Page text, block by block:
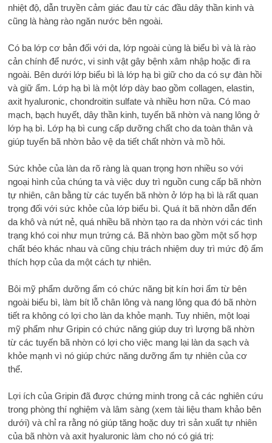
nhiệt độ, dẫn truyền cảm giác đau từ các đầu dây thần kinh và
cũng là hàng rào ngăn nước bên ngoài.
Có ba lớp cơ bản đối với da, lớp ngoài cùng là biểu bì và là rào
cản chính để nước, vi sinh vật gây bệnh xâm nhập hoặc đi ra
ngoài. Bên dưới lớp biểu bì là lớp hạ bì giữ cho da có sự đàn hồi
và giữ ẩm. Lớp hạ bì là một lớp dày bao gồm collagen, elastin,
axit hyaluronic, chondroitin sulfate và nhiều hơn nữa. Có mao
mạch, bạch huyết, dây thần kinh, tuyến bã nhờn và nang lông ở
lớp hạ bì. Lớp hạ bì cung cấp dưỡng chất cho da toàn thân và
giúp tuyến bã nhờn bảo vệ da tiết chất nhờn và mồ hôi.
Sức khỏe của làn da rõ ràng là quan trọng hơn nhiều so với
ngoại hình của chúng ta và việc duy trì nguồn cung cấp bã nhờn
tự nhiên, cân bằng từ các tuyến bã nhờn ở lớp hạ bì là rất quan
trọng đối với sức khỏe của lớp biểu bì. Quá ít bã nhờn dẫn đến
da khô và nứt nẻ, quá nhiều bã nhờn tạo ra da nhờn với các tình
trạng khó coi như mụn trứng cá. Bã nhờn bao gồm một số hợp
chất béo khác nhau và cũng chịu trách nhiệm duy trì mức độ ẩm
thích hợp của da một cách tự nhiên.
Bôi mỹ phẩm dưỡng ẩm có chức năng bịt kín hơi ẩm từ bên
ngoài biểu bì, làm bít lỗ chân lông và nang lông qua đó bã nhờn
tiết ra không có lợi cho làn da khỏe mạnh. Tuy nhiên, một loại
mỹ phẩm như Gripin có chức năng giúp duy trì lượng bã nhờn
từ các tuyến bã nhờn có lợi cho việc mang lại làn da sạch và
khỏe mạnh vì nó giúp chức năng dưỡng ẩm tự nhiên của cơ
thể.
Lợi ích của Gripin đã được chứng minh trong cả các nghiên cứu
trong phòng thí nghiệm và lâm sàng (xem tài liệu tham khảo bên
dưới) và chỉ ra rằng nó giúp tăng hoặc duy trì sản xuất tự nhiên
của bã nhờn và axit hyaluronic làm cho nó có giá trị: